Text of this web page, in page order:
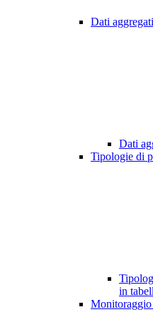
Dati
Dati
Tipologie di
in